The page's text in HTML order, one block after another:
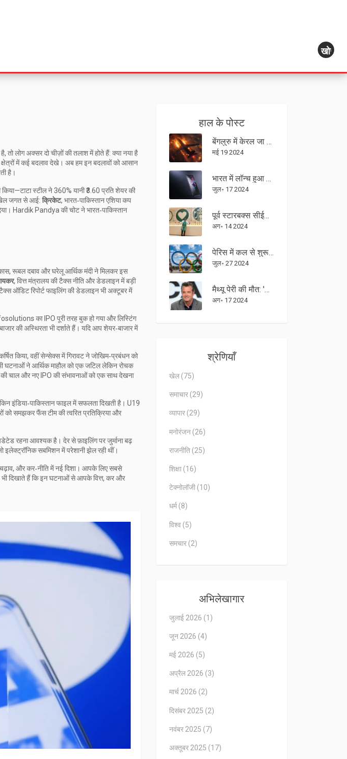
खोज
तो लोग अक्सर दो चीज़ों की तलाश में होते हैं: क्या नया है
में कई बदलाव देखे। अब हम इन बदलावों को आसान
है।
स्टील ने 360% यानी ₹3.60 प्रति शेयर की
खेल जगत से आई: क्रिकेट, भारत‑पाकिस्तान एशिया कप
Hardik Pandya की चोट ने भारत‑पाकिस्तान
रूबल दबाव और घरेलू आर्थिक मंदी ने मिलकर इस
, वित्त मंत्रालय की टैक्स नीति और डेडलाइनमें बड़ी
ऑडिट रिपोर्ट फाइलिंग की डेडलाइन भी अक्टूबर में
का IPO पूरी तरह बुक हो गया और लिस्टिंग
की अस्थिरता भी दर्शाते हैं। यदि आप शेयर‑बाजार में
किया, वहीं सेन्सेक्स में गिरावट ने जोखिम‑प्रबंधन को
घटनाओं ने आर्थिक माहौल को एक जटिल लेकिन रोचक
की चाल और नए IPO की संभावनाओं को एक साथ देखना
इंडिया‑पाकिस्तान फाइल में सफलता दिखती है। U19
को समझकर फैंस टीम की त्वरित प्रतिक्रिया और
रहना आवश्यक है। देर से फ़ाइलिंग पर जुर्माना बढ़
इलेक्ट्रॉनिक सबमिशन में परेशानी झेल रही थीं।
और कर‑नीति में नई दिशा। आपके लिए सबसे
दिखाते हैं कि इन घटनाओं से आपके वित्त, कर और
हाल के पोस्ट
बेंगलुरु में केरल जा रहे एयर इंडिया एक्सप्रेस विमान में लगी आग, सभी यात्री सुरक्षित
मई 19 2024
भारत में लॉन्च हुआ OnePlus Nord 4: दमदार स्नैपड्रैगन 7+ Gen 3, सोनी कैमरा और आकर्षक कीमत
जुल॰ 17 2024
पूर्व स्टारबक्स सीईओ लक्ष्मण नरसिम्हन की वायरल पोस्ट में काम-जीवन सन्तुलन पर जोर; नए सीईओ ब्रायन निकोल की प्रतिक्रिया
अग॰ 14 2024
पेरिस में कल से शुरू होंगे 2024 ओलंपिक खेल, 33वें संस्करण में हिस्सा लेंगे 10,500 खिलाड़ी
जुल॰ 27 2024
मैथ्यू पेरी की मौत: 'केटामिन क्वीन' जसवीन सांघा और उनकी विवादित भूमिका
अग॰ 17 2024
श्रेणियाँ
खेल (75)
समाचार (29)
व्यापार (29)
मनोरंजन (26)
राजनीति (25)
शिक्षा (16)
टेक्नोलॉजी (10)
धर्म (8)
विश्व (5)
समचार (2)
अभिलेखागार
जुलाई 2026 (1)
जून 2026 (4)
मई 2026 (5)
अप्रैल 2026 (3)
मार्च 2026 (2)
दिसंबर 2025 (2)
नवंबर 2025 (7)
अक्तूबर 2025 (17)